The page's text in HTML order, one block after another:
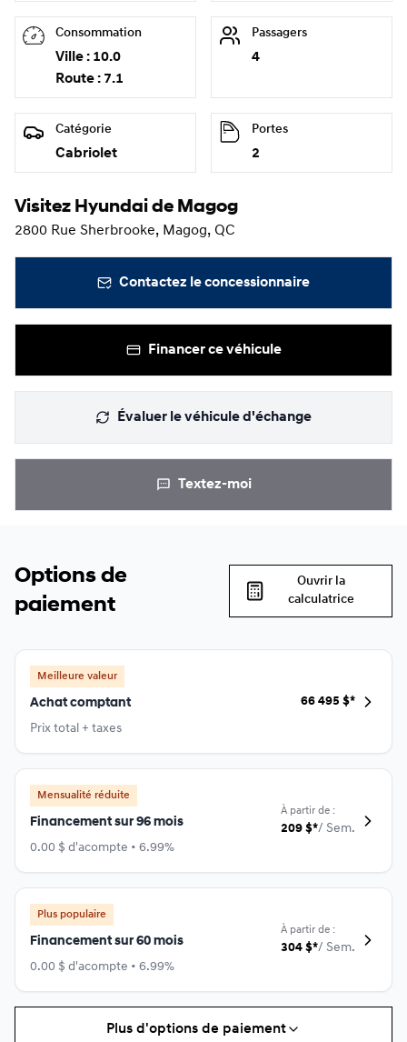
Consommation
Ville : 10.0
Route : 7.1
Passagers
4
Catégorie
Cabriolet
Portes
2
Visitez Hyundai de Magog
2800 Rue Sherbrooke, Magog, QC
Contactez le concessionnaire
Financer ce véhicule
Évaluer le véhicule d'échange
Textez-moi
Options de
paiement
Ouvrir la
calculatrice
Meilleure valeur
Achat comptant
Prix total + taxes
66 495 $*
Mensualité réduite
Financement sur 96 mois
0.00 $ d'acompte • 6.99%
À partir de :
209 $*/ Sem.
Plus populaire
Financement sur 60 mois
0.00 $ d'acompte • 6.99%
À partir de :
304 $*/ Sem.
Financement sur 84 moisPlus d'options de paiement